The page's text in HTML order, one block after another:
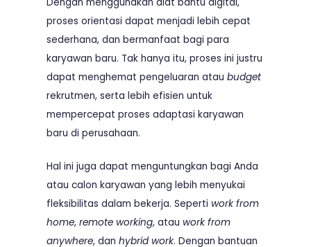
proses orientasi dapat menjadi lebih cepat
sederhana, dan bermanfaat bagi para
karyawan baru. Tak hanya itu, proses ini justru
dapat menghemat pengeluaran atau budget
rekrutmen, serta lebih efisien untuk
mempercepat proses adaptasi karyawan
baru di perusahaan.
Hal ini juga dapat menguntungkan bagi Anda
atau calon karyawan yang lebih menyukai
fleksibilitas dalam bekerja. Seperti work from
home, remote working, atau work from
anywhere, dan hybrid work. Dengan bantuan